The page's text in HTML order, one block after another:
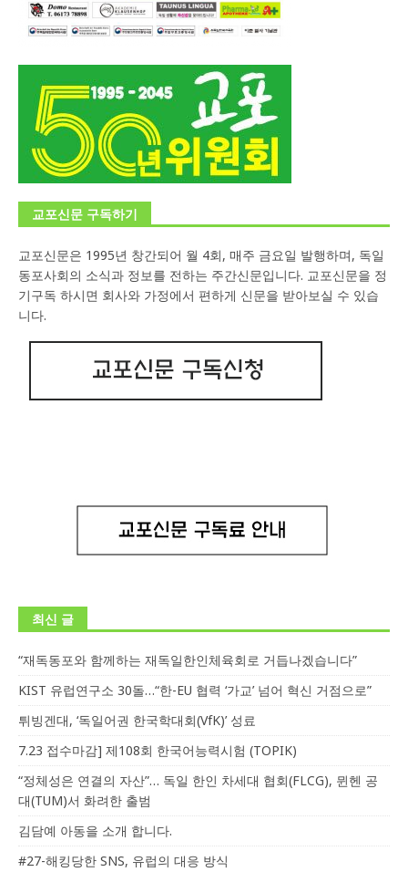
교포신문 구독하기
교포신문은 1995년 창간되어 월 4회, 매주 금요일 발행하며, 독일
동포사회의 소식과 정보를 전하는 주간신문입니다. 교포신문을 정
기구독 하시면 회사와 가정에서 편하게 신문을 받아보실 수 있습
니다.
최신 글
“재독동포와 함께하는 재독일한인체육회로 거듭나겠습니다”
KIST 유럽연구소 30돌…“한-EU 협력 ‘가교’ 넘어 혁신 거점으로”
튀빙겐대, ‘독일어권 한국학대회(VfK)’ 성료
7.23 접수마감] 제108회 한국어능력시험 (TOPIK)
“정체성은 연결의 자산”… 독일 한인 차세대 협회(FLCG), 뮌헨 공
대(TUM)서 화려한 출범
김담예 아동을 소개 합니다.
#27-해킹당한 SNS, 유럽의 대응 방식